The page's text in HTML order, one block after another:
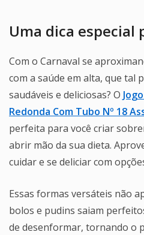
Uma dica especial
Com o Carnaval se
com a saúde em alta, que tal
saudáveis e deliciosas? O
Redonda Com Tubo Nº 18
perfeita para você criar
abrir mão da sua dieta.
cuidar e se deliciar com
Essas formas versáteis não
bolos e pudins saiam
de desenformar, tornando o